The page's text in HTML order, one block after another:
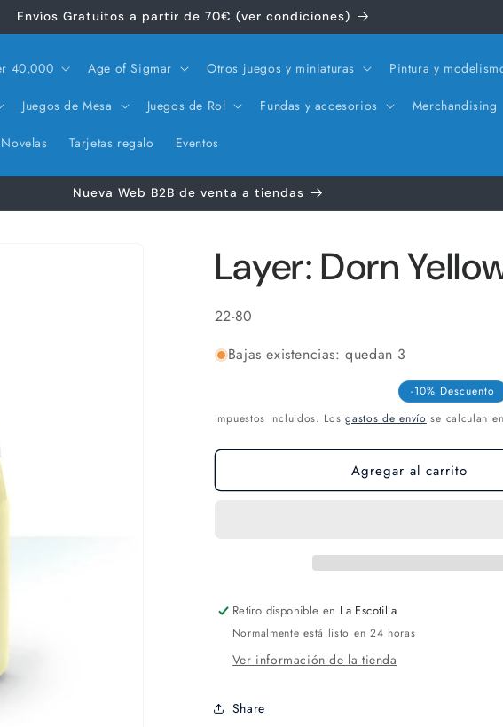
Envíos Gratuitos a partir de 70€ (ver condiciones)
40,000 Age of Sigmar Otros juegos y miniaturas Pintura y
Juegos de Mesa Juegos de Rol Fundas y accesorios Merchandising
Novelas Tarjetas regalo Eventos
Nueva Web B2B de venta a tiendas
Layer: Dorn
SKU:
22-80
Bajas existencias: quedan 3
-10% Descuento
Impuestos incluidos. Losgastos de envío se calculan
Agregar al carrito
Retiro disponible en La Escotilla
Normalmente está listo en 24 horas
Ver información de la tienda
Share